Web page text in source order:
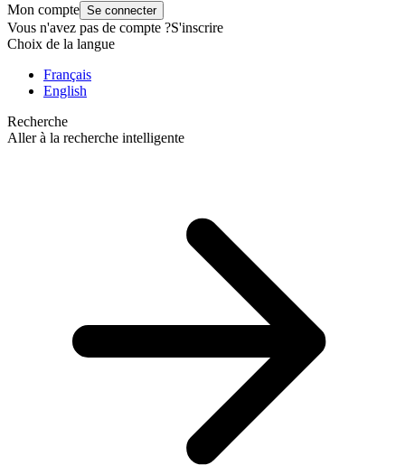
Mon compte Se connecter
Vous n'avez pas de compte ?S'inscrire
Choix de la langue
Français
English
Recherche
Aller à la recherche intelligente